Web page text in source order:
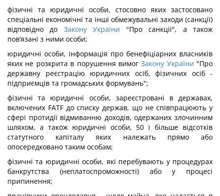
фізичні та юридичні особи, стосовно яких застосовано
спеціальні економічні та інші обмежувальні заходи (санкції)
відповідно до Закону України "Про санкції", а також
пов’язані з ними особи;
юридичні особи, інформація про бенефіціарних власників
яких не розкрита в порушення вимогЗакону України "Про
державну реєстрацію юридичних осіб, фізичних осіб -
підприємців та громадських формувань";
фізичні та юридичні особи, зареєстровані в державах,
включених FATF до списку держав, що не співпрацюють у
сфері протидії відмиванню доходів, одержаних злочинним
шляхом, а також юридичні особи, 50 і більше відсотків
статутного капіталу яких належать прямо або
опосередковано таким особам;
фізичні та юридичні особи, які перебувають у процедурах
банкрутства (неплатоспроможності) або у процесі
припинення;